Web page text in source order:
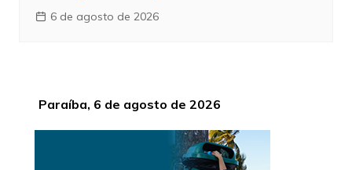
6 de agosto de 2026
Paraíba, 6 de agosto de 2026